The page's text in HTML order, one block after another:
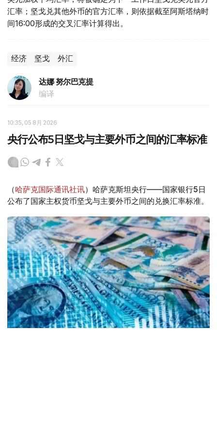
汇率；坚戈兑其他外币的官方汇率，则依据截至阿斯塔纳时
间16:00形成的交叉汇率计算得出。
经济 坚戈 外汇
达娜 努尔巴克提
编译
10:35, 05 8月 2026
央行公布5日坚戈与主要外币之间的汇率标准
（哈萨克国际通讯社讯）哈萨克斯坦央行——国家银行5日
公布了国家主权货币坚戈与主要外币之间的兑换汇率标准。